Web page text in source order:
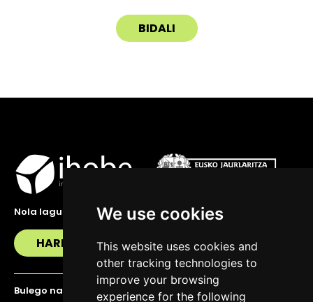
We use cookies
This website uses cookies and
other tracking technologies to
improve your browsing
experience for the following
Nola lagundu zaitzakegu?
HARREMANETAN JARRI
Bulego nagusia